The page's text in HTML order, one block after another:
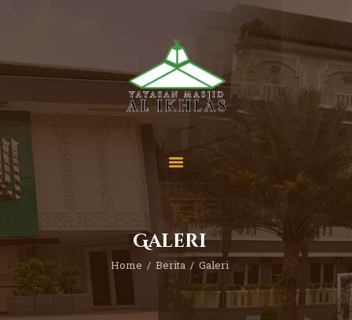
Galeri
Home Berita Galeri
Tentang Kami
Sekolah
Berita
Yuk Berdonasi
Kontak